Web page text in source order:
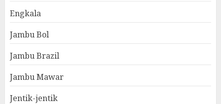
Engkala
Jambu Bol
Jambu Brazil
Jambu Mawar
Jentik-jentik